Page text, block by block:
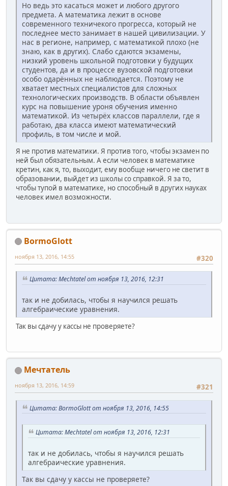
Но ведь это касаться может и любого другого
предмета. А математика лежит в основе
современного техничекого прогресса, который не
последнее место занимает в нашей цивилизации. У
нас в регионе, например, с математикой плохо (не
знаю, как в других). Слабо сдаются экзамены,
низкий уровень школьной подготовки у будущих
студентов, да и в процессе вузовской подготовки
особо одарённых не наблюдается. Поэтому не
хватает местных специалистов для сложных
технологических производств. В области объявлен
курс на повышение уроня обучения именно
математикой. Из четырёх классов параллели, где я
работаю, два класса имеют математический
профиль, в том числе и мой.
Я не против математики. Я против того, чтобы экзамен по
ней был обязательным. А если человек в математике
кретин, как я, то, выходит, ему вообще ничего не светит в
образовании, выйдет из школы со справкой. Я за то,
чтобы тупой в математике, но способный в других науках
человек имел возможности.
BormoGlott
#320
ноября 13, 2016, 14:55
Цитата: Mechtatel от ноября 13, 2016, 12:31
так и не добилась, чтобы я научился решать
алгебраические уравнения.
Так вы сдачу у кассы не проверяете?
Мечтатель
#321
ноября 13, 2016, 14:59
Цитата: BormoGlott от ноября 13, 2016, 14:55
Цитата: Mechtatel от ноября 13, 2016, 12:31
так и не добилась, чтобы я научился решать
алгебраические уравнения.
Так вы сдачу у кассы не проверяете?